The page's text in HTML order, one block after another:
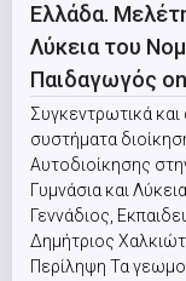
Ελλάδα.
Λύκεια του
Παιδαγωγός
Συγκεντρωτικά
συστήματα
Αυτοδιοίκησης
Γυμνάσια και
Γεννάδιος,
Δημήτριος
Περίληψη Τα